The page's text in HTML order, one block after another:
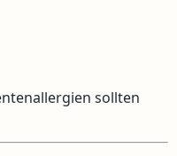
sollten